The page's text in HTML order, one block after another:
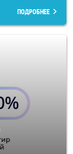
ПОДРОБНЕЕ